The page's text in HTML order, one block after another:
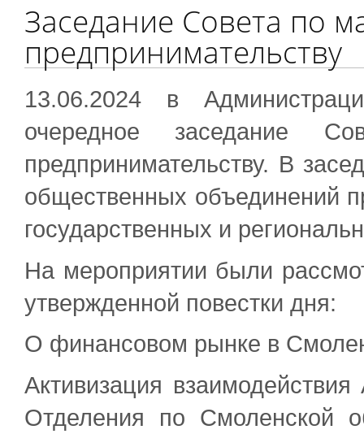
Заседание Совета по
предпринимательству
13.06.2024 в
очередное заседание
предпринимательству. В
общественных объединений
государственных и
На мероприятии были
утвержденной повестки дня:
О финансовом рынке в
Активизация
Отделения по Смоленской